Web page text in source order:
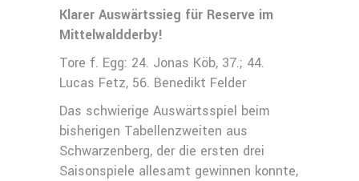
Klarer Auswärtssieg für Reserve im
Mittelwaldderby!
Tore f. Egg: 24. Jonas Köb, 37.; 44.
Lucas Fetz, 56. Benedikt Felder
Das schwierige Auswärtsspiel beim
bisherigen Tabellenzweiten aus
Schwarzenberg, der die ersten drei
Saisonspiele allesamt gewinnen konnte,